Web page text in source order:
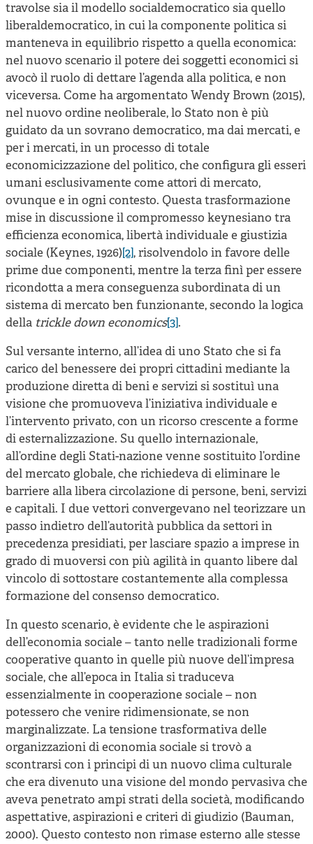
travolse sia il modello socialdemocratico sia quello
liberaldemocratico, in cui la componente politica si
manteneva in equilibrio rispetto a quella economica:
nel nuovo scenario il potere dei soggetti economici si
avocò il ruolo di dettare l’agenda alla politica, e non
viceversa. Come ha argomentato Wendy Brown (2015),
nel nuovo ordine neoliberale, lo Stato non è più
guidato da un sovrano democratico, ma dai mercati, e
per i mercati, in un processo di totale
economicizzazione del politico, che configura gli esseri
umani esclusivamente come attori di mercato,
ovunque e in ogni contesto. Questa trasformazione
mise in discussione il compromesso keynesiano tra
efficienza economica, libertà individuale e giustizia
sociale (Keynes, 1926)[2], risolvendolo in favore delle
prime due componenti, mentre la terza finì per essere
ricondotta a mera conseguenza subordinata di un
sistema di mercato ben funzionante, secondo la logica
della trickle down economics[3].
Sul versante interno, all’idea di uno Stato che si fa
carico del benessere dei propri cittadini mediante la
produzione diretta di beni e servizi si sostituì una
visione che promuoveva l’iniziativa individuale e
l’intervento privato, con un ricorso crescente a forme
di esternalizzazione. Su quello internazionale,
all’ordine degli Stati-nazione venne sostituito l’ordine
del mercato globale, che richiedeva di eliminare le
barriere alla libera circolazione di persone, beni, servizi
e capitali. I due vettori convergevano nel teorizzare un
passo indietro dell’autorità pubblica da settori in
precedenza presidiati, per lasciare spazio a imprese in
grado di muoversi con più agilità in quanto libere dal
vincolo di sottostare costantemente alla complessa
formazione del consenso democratico.
In questo scenario, è evidente che le aspirazioni
dell’economia sociale – tanto nelle tradizionali forme
cooperative quanto in quelle più nuove dell’impresa
sociale, che all’epoca in Italia si traduceva
essenzialmente in cooperazione sociale – non
potessero che venire ridimensionate, se non
marginalizzate. La tensione trasformativa delle
organizzazioni di economia sociale si trovò a
scontrarsi con i principi di un nuovo clima culturale
che era divenuto una visione del mondo pervasiva che
aveva penetrato ampi strati della società, modificando
aspettative, aspirazioni e criteri di giudizio (Bauman,
2000). Questo contesto non rimase esterno alle stesse